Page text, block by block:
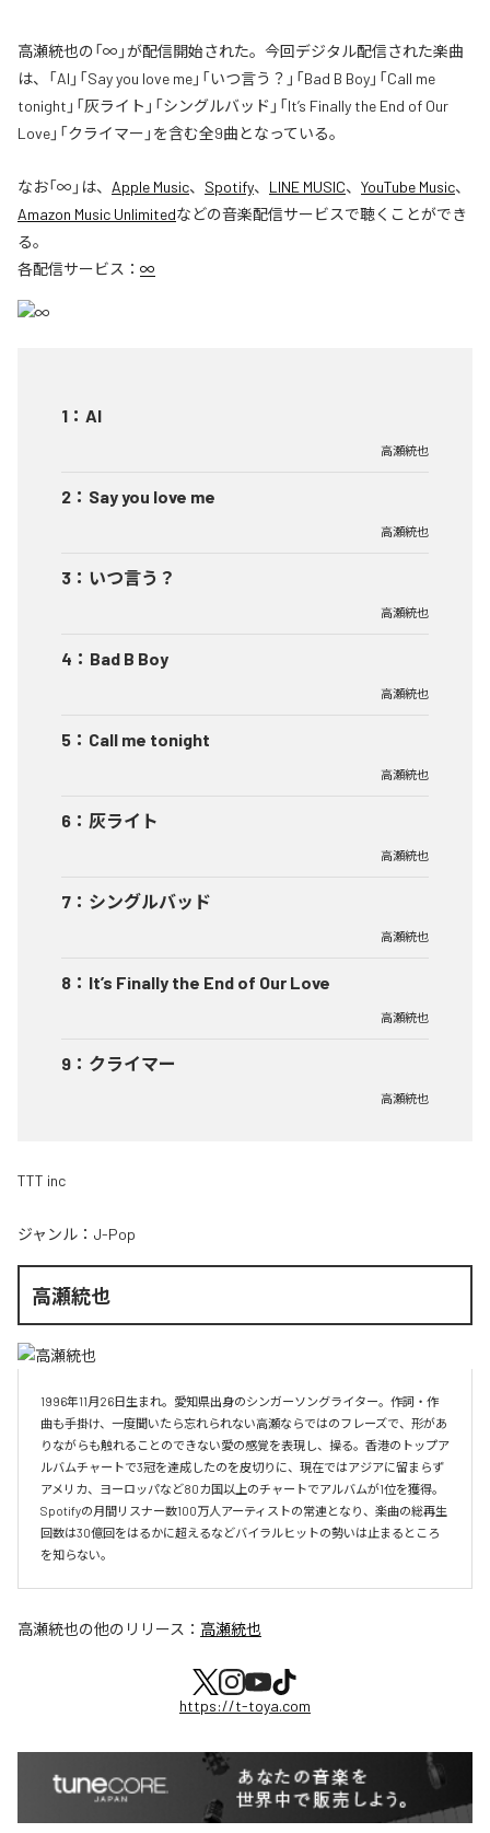
高瀬統也の「∞」が配信開始された。今回デジタル配信された楽曲
は、「AI」「Say you love me」「いつ言う？」「Bad B Boy」「Call me
tonight」「灰ライト」「シングルバッド」「It’s Finally the End of Our
Love」「クライマー」を含む全9曲となっている。
なお「∞ 」は、 Apple Music、 Spotify、 LINE MUSIC、 YouTube Music、
Amazon Music Unlimitedなどの音楽配信サービスで聴くことができ
る。
各配信サービス： ∞
1 ： AI
高瀬統也
2 ： Say you love me
高瀬統也
3 ： いつ言う？
高瀬統也
4 ： Bad B Boy
高瀬統也
5 ： Call me tonight
高瀬統也
6 ： 灰ライト
高瀬統也
7 ： シングルバッド
高瀬統也
8 ： It’s Finally the End of Our Love
高瀬統也
9 ： クライマー
高瀬統也
TTT inc
ジャンル： J-Pop
高瀬統也
1996年11月26日生まれ。愛知県出身のシンガーソングライター。作詞・作
曲も手掛け、一度聞いたら忘れられない高瀬ならではのフレーズで、形があ
りながらも触れることのできない愛の感覚を表現し、操る。香港のトップア
ルバムチャートで3冠を達成したのを皮切りに、現在ではアジアに留まらず
アメリカ、ヨーロッパなど80カ国以上のチャートでアルバムが1位を獲得。
Spotifyの月間リスナー数100万人アーティストの常連となり、楽曲の総再生
回数は30億回をはるかに超えるなどバイラルヒットの勢いは止まるところ
を知らない。
高瀬統也の他のリリース： 高瀬統也
https://t-toya.com